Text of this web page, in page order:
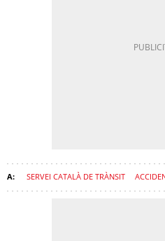
SERVEI CATALÀ DE TRÀNSIT